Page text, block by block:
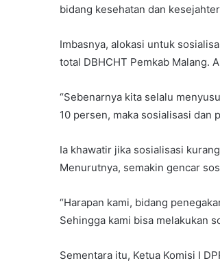
bidang kesehatan dan
Imbasnya, alokasi untuk
total DBHCHT Pemkab Malang.
“Sebenarnya kita selalu
10 persen, maka sosialisasi dan
Ia khawatir jika sosialisasi
Menurutnya, semakin gencar
“Harapan kami, bidang
Sehingga kami bisa melakukan
Sementara itu, Ketua Komisi I